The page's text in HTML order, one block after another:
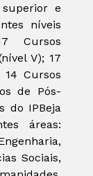
e
níveis
Cursos
V); 17
Cursos
de Pós-
do IPBeja
áreas:
Sociais,